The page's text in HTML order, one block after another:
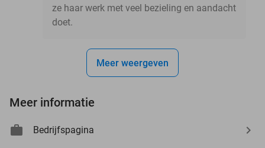
ze haar werk met veel bezieling en aandacht
doet.
Meer weergeven
Meer informatie
Bedrijfspagina